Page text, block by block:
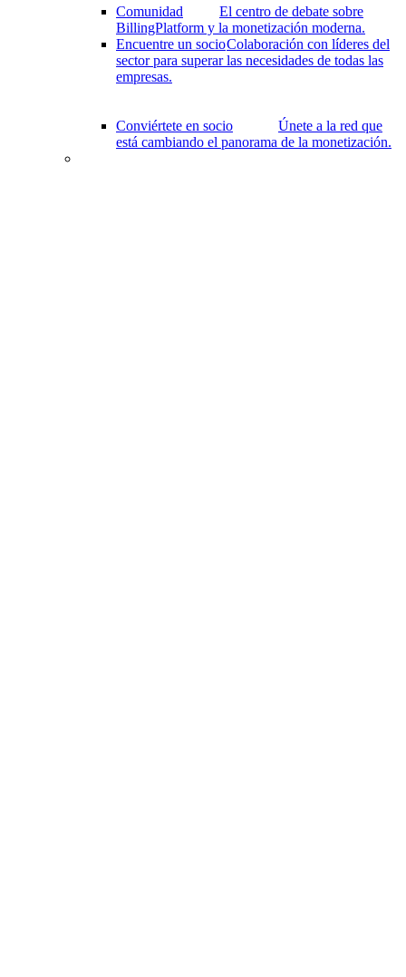
Comunidad
El centro de debate sobre
BillingPlatform y la monetización moderna.
Encuentre un socioColaboración con líderes del
sector para superar las necesidades de todas las
empresas.
Conviértete en socio
Únete a la red que
está cambiando el panorama de la monetización.